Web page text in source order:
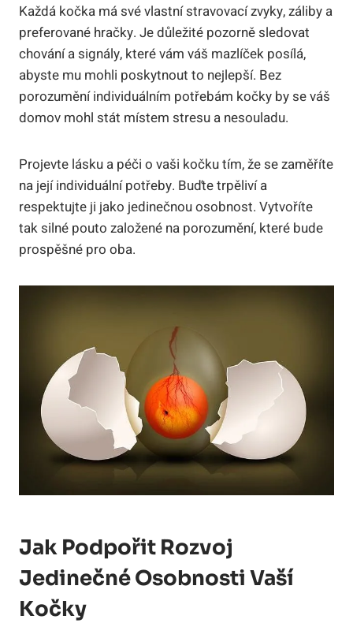
Každá kočka má své vlastní stravovací zvyky, záliby a
preferované hračky. Je důležité pozorně sledovat
chování a signály, které vám váš mazlíček posílá,
abyste mu mohli poskytnout to nejlepší. Bez
porozumění individuálním potřebám kočky by se váš
domov mohl stát místem stresu a nesouladu.
Projevte lásku a péči o vaši kočku tím, že se zaměříte
na její individuální potřeby. Buďte trpěliví a
respektujte ji jako jedinečnou osobnost. Vytvoříte
tak silné pouto založené na porozumění, které bude
prospěšné pro oba.
Jak Podpořit Rozvoj
Jedinečné Osobnosti Vaší
Kočky